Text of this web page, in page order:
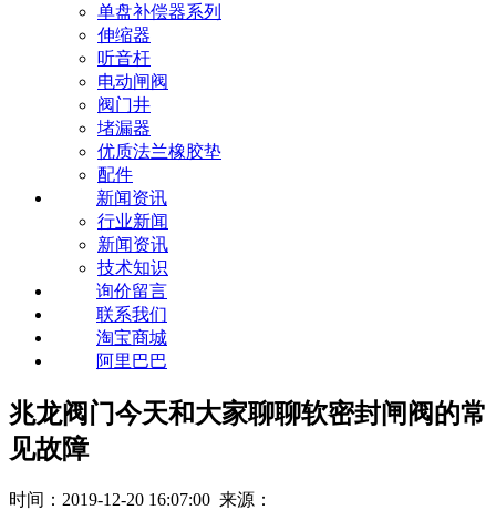
单盘补偿器系列
伸缩器
听音杆
电动闸阀
阀门井
堵漏器
优质法兰橡胶垫
配件
新闻资讯
行业新闻
新闻资讯
技术知识
询价留言
联系我们
淘宝商城
阿里巴巴
兆龙阀门今天和大家聊聊软密封闸阀的常
见故障
时间：2019-12-20 16:07:00 来源：